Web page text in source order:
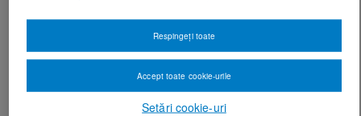
Setări cookie-uri
Respingeți toate
Accept toate cookie-urile